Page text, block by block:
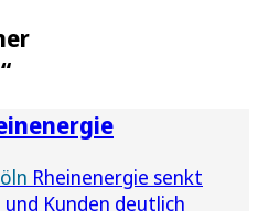
Rheinenergie senkt
Kunden deutlich